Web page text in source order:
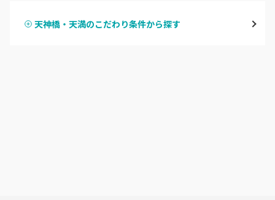
ハンドスカルプ
天神橋・天満のこだわり条件から探す